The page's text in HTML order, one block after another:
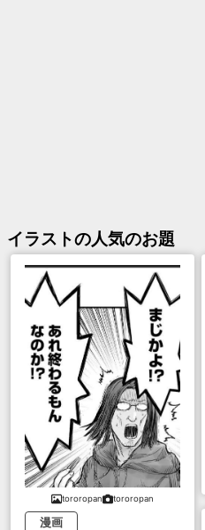
イラストの人気のお題
tororopan tororopan
漫画